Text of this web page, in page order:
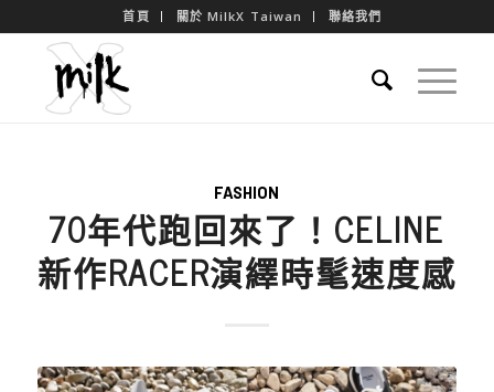
首頁 關於 MilkX Taiwan 聯絡我們
FASHION
70年代跑回來了！CELINE
新作RACER演繹時髦速度感